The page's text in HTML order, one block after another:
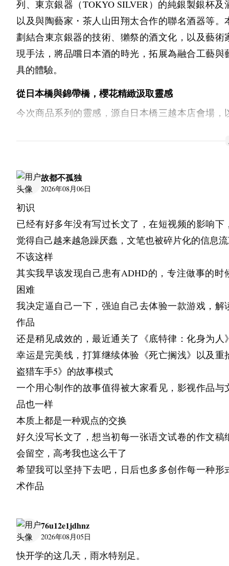
了。但是这个真的太好看了。 也可以当下饭综艺去
边的烤肉🥩看着真很香
列、東京銀器（TOKYO SILVER）的純銀製銀杯及
以及與陶藝家・茶人山田翔太合作的聯名酒器等。
劃結合東京銀器的技術、獺祭的酒文化，以及藝術
現手法，將品嚐日本酒的時光，拓展為融合工藝與
具的體驗。
從日本橋與錦帶橋，櫻花精緻汲取靈感
今次商品系列的靈感，源自日本橋三越本店會場，
與象徵岩國的錦帶橋，同為日本三名橋之一。
獺祭的時光，融入銀杯、酒器及酒瓶保護套的裝飾
限量系列「錦帶橋與櫻花」
與活動期間發售限量系列「錦帶橋與櫻花」，是
家・弘兼憲史氏特別標籤聯名的作品。
本系列將特別標籤上所繪的櫻花情景，與山口縣岩
帶橋的櫻花景象重疊創作而成。酒瓶保護套裝飾採
帶橋為主題的金屬部件，備有純銀款及黃銅鍍18K金
櫻花主題的金屬裝飾，由 JOE WATANABE 設計，
器的上川宗光氏負責製作。此外，「錦帶橋與櫻花
托套裝）」則以錦帶橋為主題的筷子托，搭配櫻花
的筷子，組合成套裝發售。JOE WATANABE 就「
與櫻花」系列表示：「在岩國感受到的，不僅是
美，更是土地與人和諧共融的氛圍。」
東京銀器的純銀製銀杯・酒器
東京銀器所推出的銀杯・銀爵系列，展售「銀杯 櫻
杯 朧」等純銀製酒器。每款均充分發揮銀材獨有的
倒影，以及握在手中的重量感。除了作為品嚐日本
具，亦具備承接光線與精舍的造型美。
銀表現的作品。透過複製自然形態，打造出能將季
留與掌中的銀杯。上川氏表示，「將純銀的表面視
畫布，刻劃出酒液升起瞬間的景致。」
故都不孤独
2026年08月06日
初识
已经有好多年没有写过长文了，在短视频的影响下
觉得自己越来越急躁厌蠢，文笔也被碎片化的信息
不该这样
其实我早该发现自己患有ADHD的，专注做事的时
困难
我决定逼自己一下，强迫自己去体验一款游戏，解
作品
还是稍见成效的，最近通关了《底特律：化身为人
幸运是完美线，打算继续体验《死亡搁浅》以及重
盗猎车手5》的故事模式
一个用心制作的故事值得被大家看见，影视作品与
品也一样
本质上都是一种观点的交换
好久没写长文了，想当初每一张语文试卷的作文稿
会留空，高考我也这么干了
希望我可以坚持下去吧，日后也多多创作每一种形
术作品
76u12e1jdhnz
2026年08月05日
快开学的这几天，雨水特别足。